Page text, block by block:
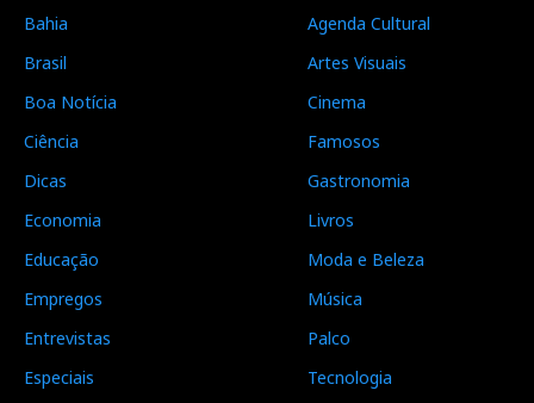
Bahia
Brasil
Boa Notícia
Ciência
Dicas
Economia
Educação
Empregos
Entrevistas
Especiais
Agenda Cultural
Artes Visuais
Cinema
Famosos
Gastronomia
Livros
Moda e Beleza
Música
Palco
Tecnologia